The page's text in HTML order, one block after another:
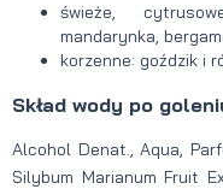
świeże,
mandarynka,
korzenne: goździk i
Skład wody po
Alcohol Denat., Aqua,
Silybum Marianum Fruit